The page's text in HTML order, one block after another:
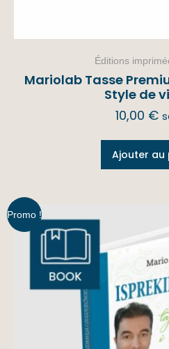
Éditions
Mariolab Tasse
Style de
10,00 €
Ajouter au
Promo !